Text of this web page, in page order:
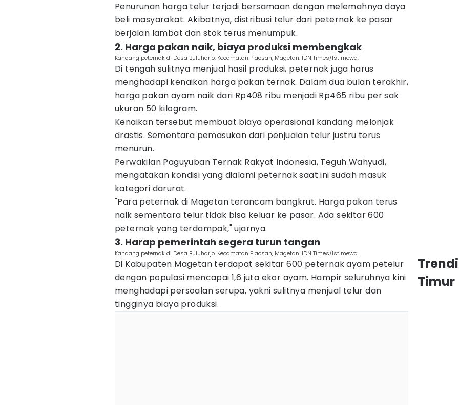
Penurunan harga telur terjadi bersamaan dengan melemahnya daya
beli masyarakat. Akibatnya, distribusi telur dari peternak ke pasar
berjalan lambat dan stok terus menumpuk.
2. Harga pakan naik, biaya produksi membengkak
Kandang peternak di Desa Buluharjo, Kecamatan Plaosan, Magetan. IDN Times/Istimewa.
Di tengah sulitnya menjual hasil produksi, peternak juga harus
menghadapi kenaikan harga pakan ternak. Dalam dua bulan terakhir,
harga pakan ayam naik dari Rp408 ribu menjadi Rp465 ribu per sak
ukuran 50 kilogram.
Kenaikan tersebut membuat biaya operasional kandang melonjak
drastis. Sementara pemasukan dari penjualan telur justru terus
menurun.
Perwakilan Paguyuban Ternak Rakyat Indonesia, Teguh Wahyudi,
mengatakan kondisi yang dialami peternak saat ini sudah masuk
kategori darurat.
"Para peternak di Magetan terancam bangkrut. Harga pakan terus
naik sementara telur tidak bisa keluar ke pasar. Ada sekitar 600
peternak yang terdampak," ujarnya.
3. Harap pemerintah segera turun tangan
Kandang peternak di Desa Buluharjo, Kecamatan Plaosan, Magetan. IDN Times/Istimewa.
Di Kabupaten Magetan terdapat sekitar 600 peternak ayam petelur
dengan populasi mencapai 1,6 juta ekor ayam. Hampir seluruhnya kini
menghadapi persoalan serupa, yakni sulitnya menjual telur dan
tingginya biaya produksi.
Timur